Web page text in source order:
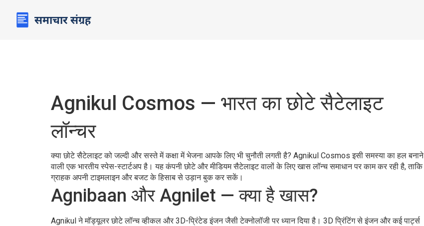
Agnikul Cosmos — भारत का छोटे सैटेलाइट
लॉन्चर
क्या छोटे सैटेलाइट को जल्दी और सस्ते में कक्षा में भेजना आपके लिए भी चुनौती लगती है? Agnikul Cosmos इसी समस्या का हल बनाने
वाली एक भारतीय स्पेस-स्टार्टअप है। यह कंपनी छोटे और मीडियम सैटेलाइट वालों के लिए खास लॉन्च समाधान पर काम कर रही है, ताकि
ग्राहक अपनी टाइमलाइन और बजट के हिसाब से उड़ान बुक कर सकें।
Agnibaan और Agnilet — क्या है खास?
Agnikul ने मॉड्यूलर छोटे लॉन्च व्हीकल और 3D-प्रिंटेड इंजन जैसी टेक्नोलॉजी पर ध्यान दिया है। 3D प्रिंटिंग से इंजन और कई पार्ट्स